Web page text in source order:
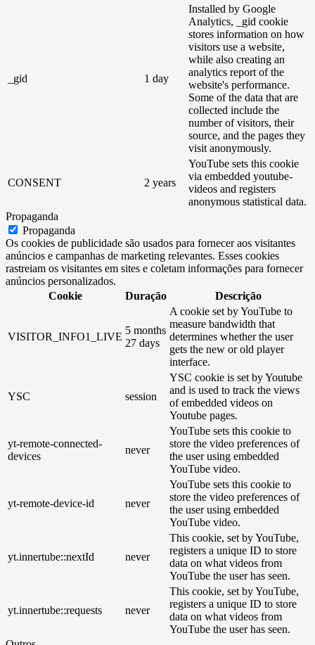
_gid 1 day
Installed by Google
Analytics, _gid cookie
stores information on how
visitors use a website,
while also creating an
analytics report of the
website's performance.
Some of the data that are
collected include the
number of visitors, their
source, and the pages they
visit anonymously.
CONSENT 2 years
YouTube sets this cookie
via embedded youtube-
videos and registers
anonymous statistical data.
Propaganda
Propaganda
Os cookies de publicidade são usados ​​para fornecer aos visitantes
anúncios e campanhas de marketing relevantes. Esses cookies
rastreiam os visitantes em sites e coletam informações para fornecer
anúncios personalizados.
Cookie
Duração Descrição
VISITOR_INFO1_LIVE
5 months
27 days
A cookie set by YouTube to
measure bandwidth that
determines whether the user
gets the new or old player
interface.
YSC session
YSC cookie is set by Youtube
and is used to track the views
of embedded videos on
Youtube pages.
yt-remote-connected-
devices
never
YouTube sets this cookie to
store the video preferences of
the user using embedded
YouTube video.
yt-remote-device-id never
YouTube sets this cookie to
store the video preferences of
the user using embedded
YouTube video.
yt.innertube::nextId never
This cookie, set by YouTube,
registers a unique ID to store
data on what videos from
YouTube the user has seen.
yt.innertube::requests never
This cookie, set by YouTube,
registers a unique ID to store
data on what videos from
YouTube the user has seen.